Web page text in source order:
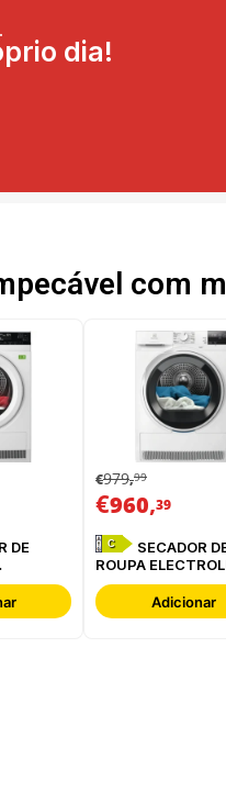
dia!
com
€979,99
€960,39
C
ROUPA
EDI629G4BO
Adicionar